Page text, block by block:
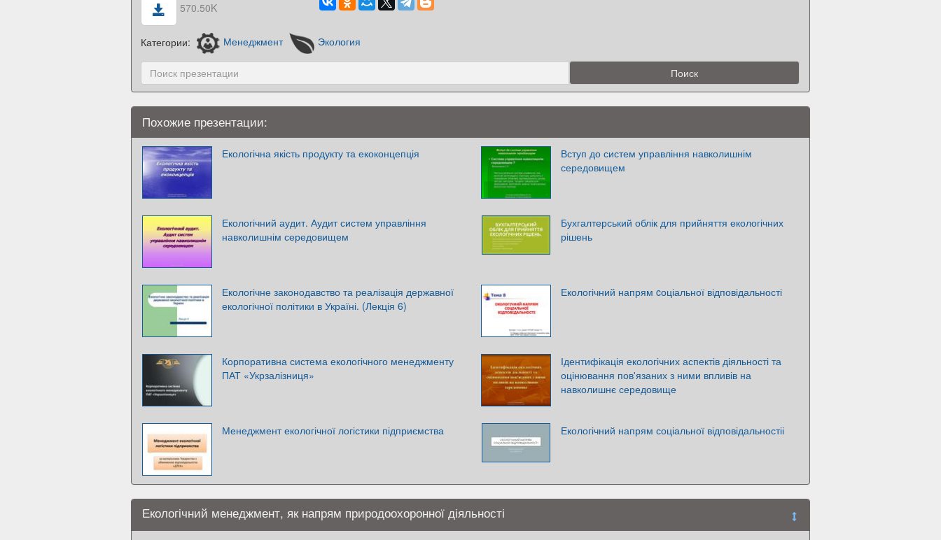
570.50K
Категории: Менеджмент Экология
Похожие презентации:
Екологічна якість продукту та екоконцепція
Вступ до систем управління навколишнім
середовищем
Екологічний аудит. Аудит систем управління
навколишнім середовищем
Бухгалтерський облік для прийняття екологічних
рішень
Екологічне законодавство та реалізація державної
екологічної політики в Україні. (Лекція 6)
Екологічний напрям cоціальної відповідальності
Корпоративна система екологічного менеджменту
ПАТ «Укрзалізниця»
Ідентифікація екологічних аспектів діяльності та
оцінювання пов'язаних з ними впливів на
навколишнє середовище
Менеджмент екологічної логістики підприємства Екологічний напрям соціальної відповідальностіі
Екологічний менеджмент, як напрям природоохоронної діяльності